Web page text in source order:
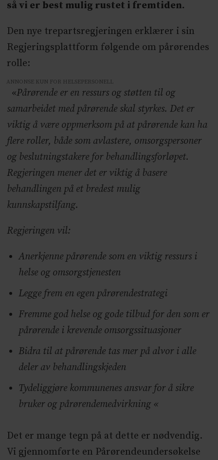
så vi er best mulig rustet i fremtiden.
Den nye trepartsregjeringen erklærer i sin
Regjeringsplattform følgende om pårørendes
rolle:
ANNONSE KUN FOR HELSEPERSONELL
«Pårørende er en ressurs og støtten til og
samarbeidet med pårørende skal styrkes. Det er
viktig å være oppmerksom på at pårørende kan ha
flere roller, både som avlastere, omsorgspersoner
og beslutningstakere for behandlingsforløpet.
Regjeringen mener det er viktig å basere
behandlingen på et bredest mulig
kunnskapstilfang.
Regjeringen vil:
Anerkjenne pårørende som en viktig ressurs i
helse og omsorgstjenesten
Legge frem en egen pårørendestrategi
Fremme god helse og gode tilbud for den som er
pårørende i krevende omsorgssituasjoner
Bidra til at pårørende tas mer på alvor i alle
deler av behandlingskjeden
Tydeliggjøre kommunenes ansvar for å sikre
bruker og pårørendemedvirkning «
Det er mange tegn på at dette er nødvendig.
Vi gjennomførte en Pårørendeundersøkelse